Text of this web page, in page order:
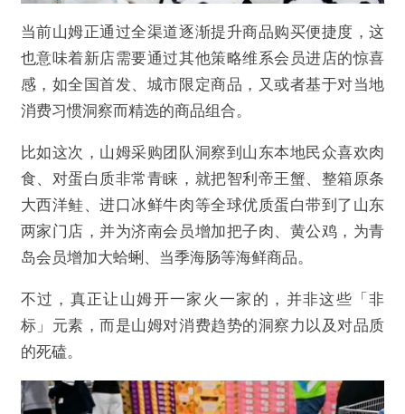
当前山姆正通过全渠道逐渐提升商品购买便捷度，这
也意味着新店需要通过其他策略维系会员进店的惊喜
感，如全国首发、城市限定商品，又或者基于对当地
消费习惯洞察而精选的商品组合。
比如这次，山姆采购团队洞察到山东本地民众喜欢肉
食、对蛋白质非常青睐，就把智利帝王蟹、整箱原条
大西洋鲑、进口冰鲜牛肉等全球优质蛋白带到了山东
两家门店，并为济南会员增加把子肉、黄公鸡，为青
岛会员增加大蛤蜊、当季海肠等海鲜商品。
不过，真正让山姆开一家火一家的，并非这些「非
标」元素，而是山姆对消费趋势的洞察力以及对品质
的死磕。